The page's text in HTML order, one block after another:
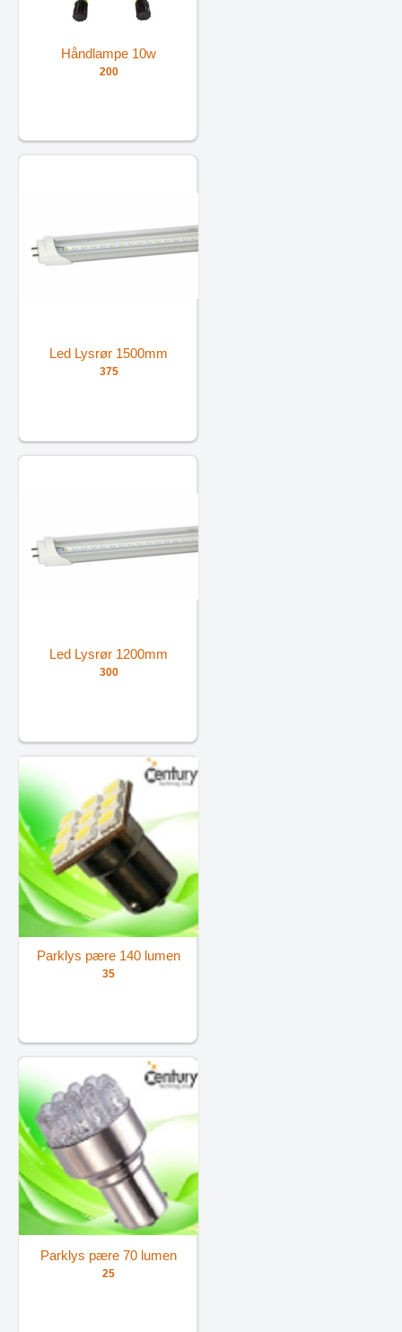
Håndlampe 10w
200
Led Lysrør 1500mm
375
Led Lysrør 1200mm
300
Parklys pære 140 lumen
35
Parklys pære 70 lumen
25